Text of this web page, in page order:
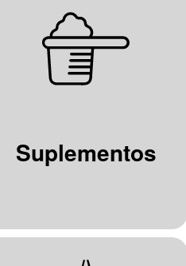
Suplementos